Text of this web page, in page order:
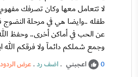
لا تتعامل معها وكان تصرفك
طفله ..وايضا هي في مرحلة النضوج
عن الحب في أماكن أخرى.. وحفظ
وجمع شملكم دائمآ ولا فرقكم الله
0 اعجبني .اضف رد.عرض الردود